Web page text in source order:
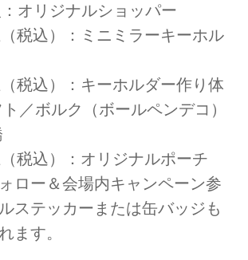
オリジナルショッパー
税込）：ミニミラーキーホル
税込）：キーホルダー作り体
／ボルク（ボールペンデコ）
税込）：オリジナルポーチ
ロー＆会場内キャンペーン参
ステッカーまたは缶バッジも
ます。